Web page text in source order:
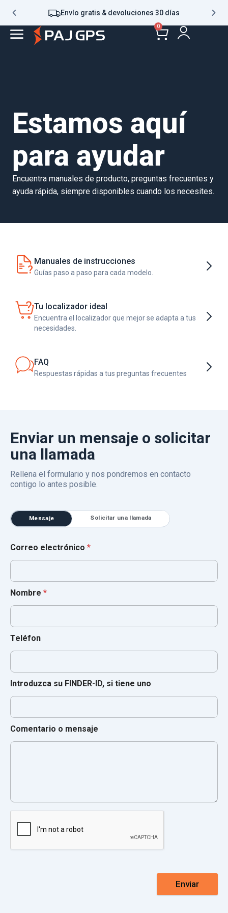
Envío gratis & devoluciones 30 días
0
Estamos aquí
para ayudar
Encuentra manuales de producto, preguntas frecuentes y
ayuda rápida, siempre disponibles cuando los necesites.
Manuales de instrucciones
Guías paso a paso para cada modelo.
Tu localizador ideal
Encuentra el localizador que mejor se adapta a tus
necesidades.
FAQ
Respuestas rápidas a tus preguntas frecuentes
Enviar un mensaje o solicitar
una llamada
Rellena el formulario y nos pondremos en contacto
contigo lo antes posible.
Mensaje Solicitar una llamada
Correo electrónico *
Nombre *
Teléfon
Introduzca su FINDER-ID, si tiene uno
Comentario o mensaje
Enviar